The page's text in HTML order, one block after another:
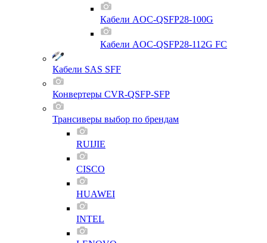
Кабели AOC-QSFP28-100G
Кабели AOC-QSFP28-112G FC
Кабели SAS SFF
Конвертеры CVR-QSFP-SFP
Трансиверы выбор по брендам
RUIJIE
CISCO
HUAWEI
INTEL